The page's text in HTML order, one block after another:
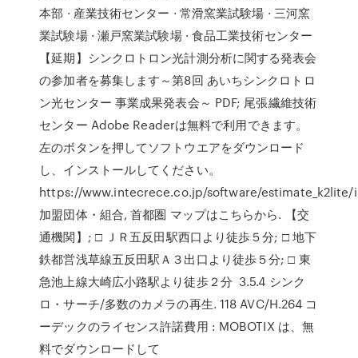
本部 · 産業技術センター · 常滑窯業試験場 · 三河窯
業試験場 · 瀬戸窯業試験場 · 食品工業技術センター
【延期】シンクロトロン光計測分析に関する発表会
の参加者を募集します～第8回 あいちシンクロトロ
ン光センター 事業成果発表会～ PDF; 尾張繊維技術
センター Adobe Readerは無料で利用できます。
左のボタンを押してソフトウエアをダウンロード
し、インストールしてください。
https://www.intecrece.co.jp/software/estimate_k2lite/
加盟団体・組合, 首都圏 マップはこちらから. 【交
通機関】; □ ＪＲ五反田駅西口より徒歩５分; □ 地下
鉄都営浅草線五反田駅Ａ３出口より徒歩５分; □ 東
急池上線大崎広小路駅より徒歩２分 3.5.4 シンク
ロ・サーチ/多数のカメラの再生. 118 AVC/H.264 コ
ーデックのライセンス許諾費用 : MOBOTIX は、無
料でダウンロードして